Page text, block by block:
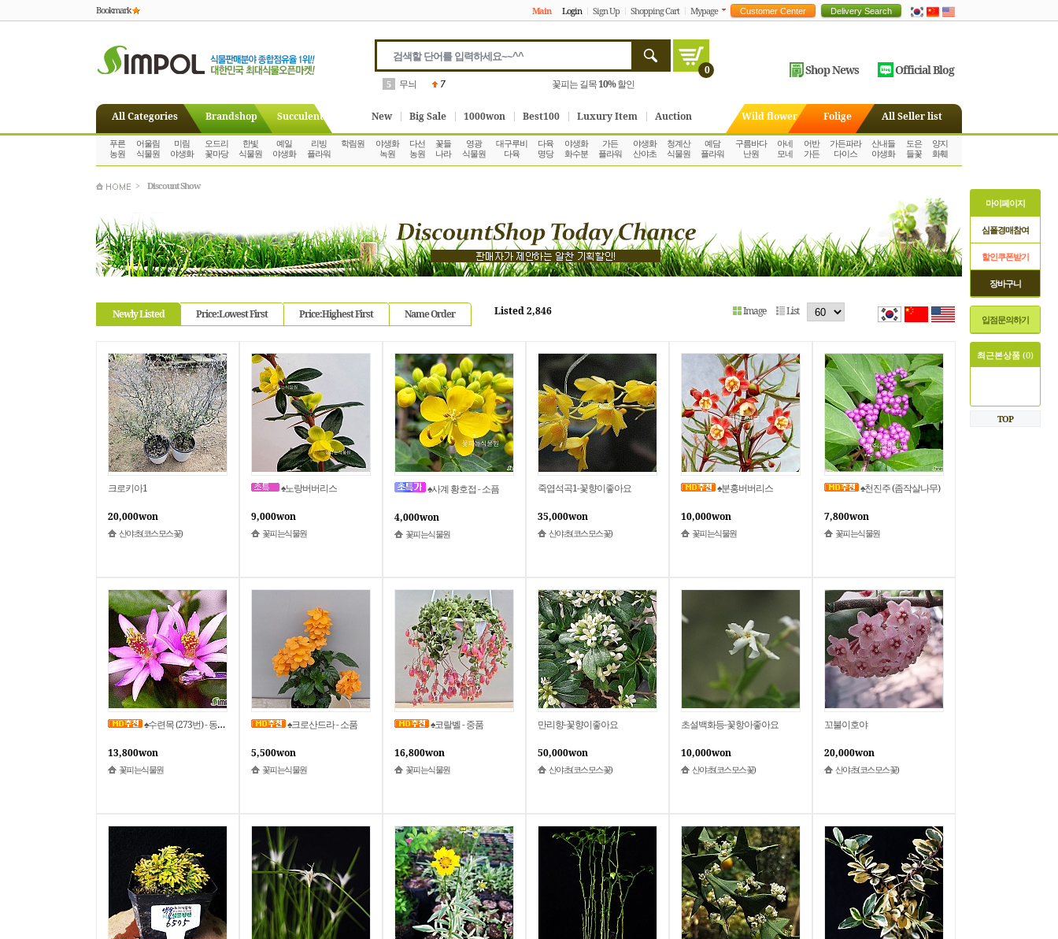
Bookmark Main Login Sign Up Shopping Cart Mypage
0
5 무늬 7 꽃피는 길목10%할인
Shop News Official Blog
All Categories Brandshop Succulent New Big Sale 1000won Best100 Luxury Item Auction Wild flower Folige All Seller list
푸른
농원
어울림
식물원
미림
야생화
오드리
꽃마당
한빛
식물원
예일
야생화
리빙
플라워
학림원
야생화
녹원
다선
농원
꽃들
나라
영광
식물원
대구루비
다육
다육
명당
야생화
화수분
가든
플라워
야생화
산야초
청계산
식물원
예담
플라워
구름바다
난원
아네
모네
어반
가든
가든파라
다이스
산내들
야생화
도은
들꽃
양지
화훼
> Discount Show
Newly Listed Price:Lowest First Price:Highest First Name Order Listed 2,846 Image List
크로키아1
20,000won
산야초(코스모스꽃)
♠노랑버버리스
9,000won
꽃피는식물원
♠사계 황호접 - 소픔
4,000won
꽃피는식물원
죽엽석곡1-꽃향이좋아요
35,000won
산야초(코스모스꽃)
♠분홍버버리스
10,000won
꽃피는식물원
♠천진주 (좀작살나무)
7,800won
꽃피는식물원
♠수련목 (273번) - 동일상품배송
13,800won
꽃피는식물원
♠크로산드라 - 소품
5,500won
꽃피는식물원
♠코랄벨 - 중품
16,800won
꽃피는식물원
만리향-꽃향이좋아요
50,000won
산야초(코스모스꽃)
초설백화등-꽃항아좋아요
10,000won
산야초(코스모스꽃)
꼬불이호야
20,000won
산야초(코스모스꽃)
마이페이지
심폴경매참여
할인쿠폰받기
장바구니
입점문의하기
최근본상품 (0)
TOP